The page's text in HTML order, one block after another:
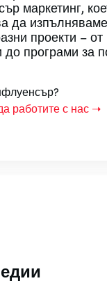
маркетинг,
да изпълняваме
проекти –
до програми за
работите с нас ➝